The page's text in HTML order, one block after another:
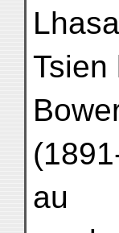
Tsien
au